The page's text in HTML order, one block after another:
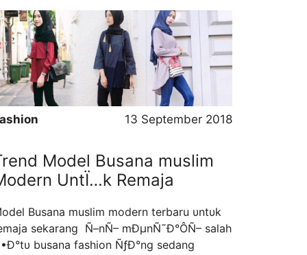
sewa mobil yang baik. Ada banyak
yang menyediakan mobil untuk
namun tidak …Read more
13 September 2018
Model Busana muslim
UntÏ…k Remaja
Busana muslim modern terbaru υntυk
sekarang Ñ–nÑ– mÐµnÑ˜Ð°ÔÑ– salah
busana fashion ÑƒÐ°ng sedang